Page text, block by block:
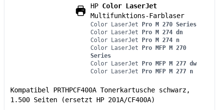
HP Color LaserJet
Multifunktions-Farblaser
Color LaserJet Pro M 270 Series
Color LaserJet Pro M 274 dn
Color LaserJet Pro M 274 n
Color LaserJet Pro MFP M 270
Series
Color LaserJet Pro MFP M 277 dw
Color LaserJet Pro MFP M 277 n
Kompatibel PRTHPCF400A Tonerkartusche schwarz,
1.500 Seiten (ersetzt HP 201A/CF400A)